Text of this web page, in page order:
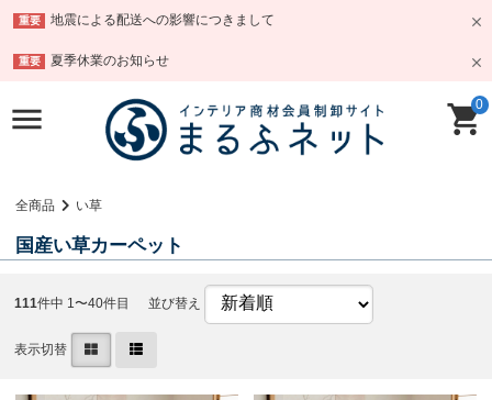
重要 地震による配送への影響につきまして
重要 夏季休業のお知らせ
0
全商品 い草
国産い草カーペット
111件中 1〜40件目 並び替え
表示切替